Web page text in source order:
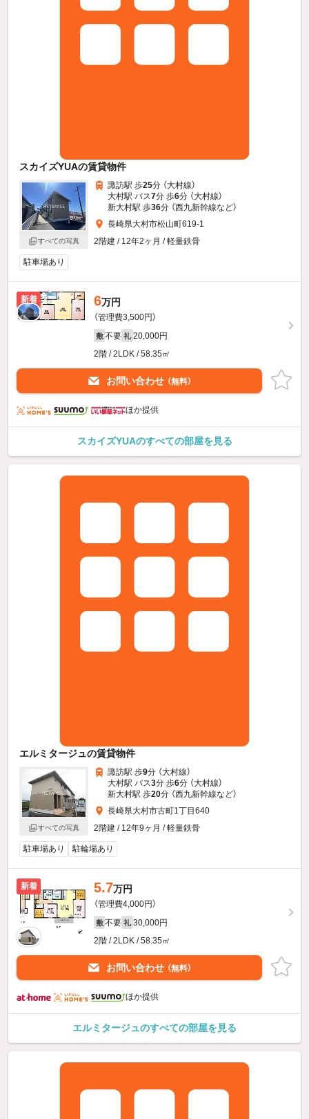
スカイズYUAの賃貸物件
すべての写真
諏訪駅 歩25分 （大村線）
大村駅 バス7分 歩6分 （大村線）
新大村駅 歩36分 （西九新幹線など）
長崎県大村市松山町619-1
2階建 / 12年2ヶ月 / 軽量鉄骨
駐車場あり
新着 6万円
（管理費3,500円）
敷 不要 礼 20,000円
2階 / 2LDK / 58.35㎡
お問い合わせ （無料）
ほか提供
スカイズYUAのすべての部屋を見る
エルミタージュの賃貸物件
すべての写真
諏訪駅 歩9分 （大村線）
大村駅 バス3分 歩6分 （大村線）
新大村駅 歩20分 （西九新幹線など）
長崎県大村市古町1丁目640
2階建 / 12年9ヶ月 / 軽量鉄骨
駐車場あり 駐輪場あり
新着 5.7万円
（管理費4,000円）
敷 不要 礼 30,000円
2階 / 2LDK / 58.35㎡
お問い合わせ （無料）
ほか提供
エルミタージュのすべての部屋を見る